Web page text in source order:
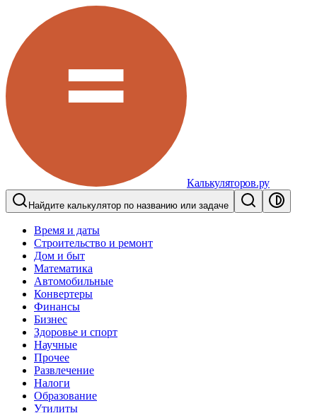
Калькуляторов.ру
Найдите калькулятор по названию или задаче
Время и даты
Строительство и ремонт
Дом и быт
Математика
Автомобильные
Конвертеры
Финансы
Бизнес
Здоровье и спорт
Научные
Прочее
Развлечение
Налоги
Образование
Утилиты